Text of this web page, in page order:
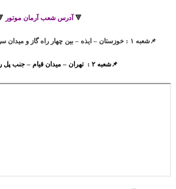
🔻 آدرس شعب آرمان موتور
📌شعبه ۱ : خوزستان – ایذه – بین چهار راه گاز و میدان سپاه ، نبش کوچه شهید ممبینی
📌شعبه ۲ : تهران – میدان قیام – جنب پل ری – پلاک ۴۱۹